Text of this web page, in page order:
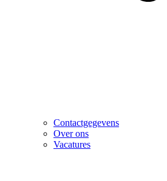
Contactgegevens
Over ons
Vacatures